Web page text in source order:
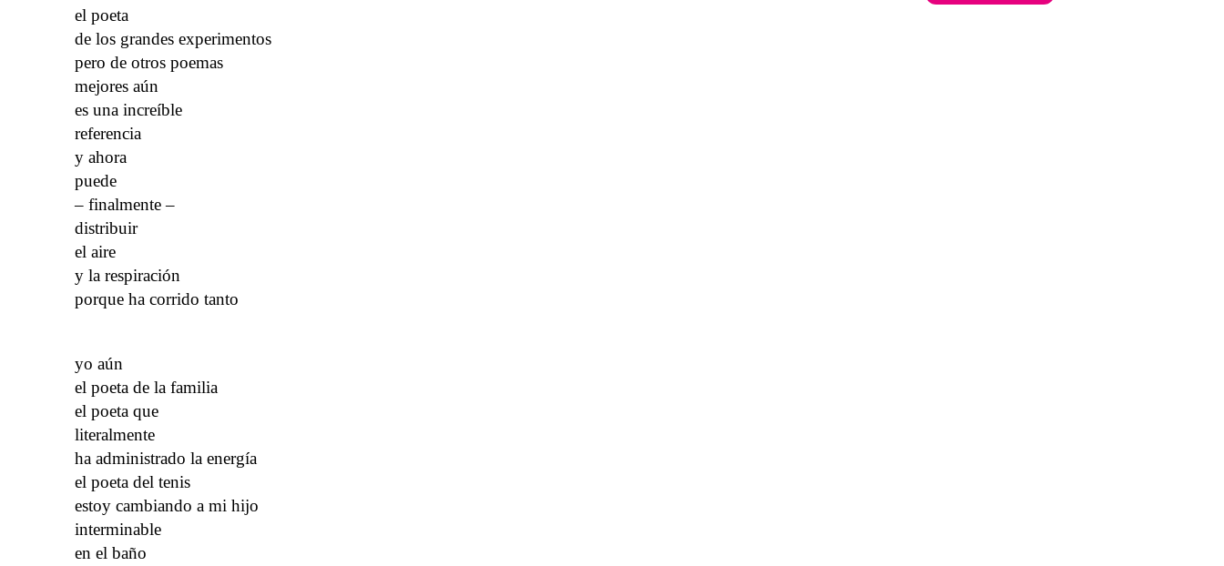
el poeta
de los grandes experimentos
pero de otros poemas
mejores aún
es una increíble
referencia
y ahora
puede
– finalmente –
distribuir
el aire
y la respiración
porque ha corrido tanto
yo aún
el poeta de la familia
el poeta que
literalmente
ha administrado la energía
el poeta del tenis
estoy cambiando a mi hijo
interminable
en el baño